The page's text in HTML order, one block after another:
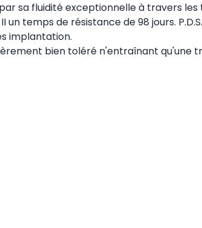
sa fluidité exceptionnelle à travers les
temps de résistance de 98 jours.
implantation.
bien toléré n'entraînant qu'une